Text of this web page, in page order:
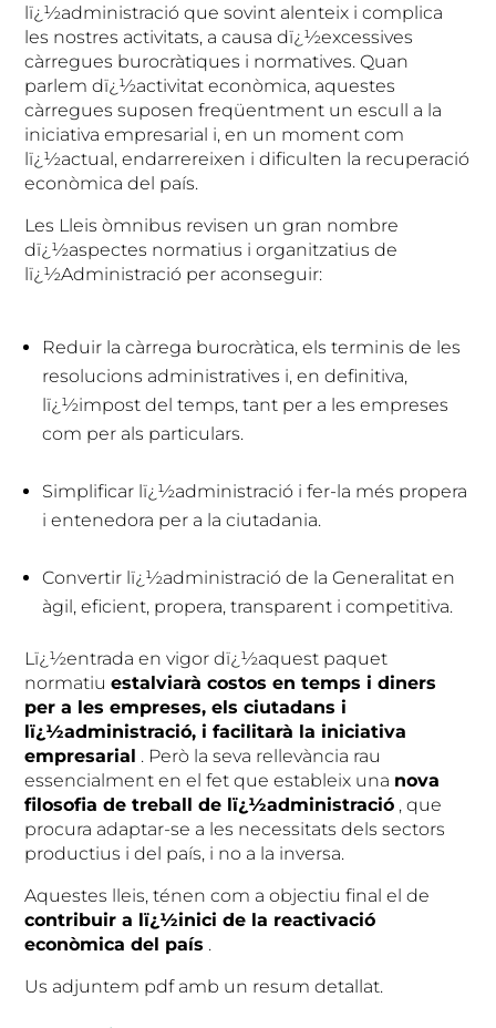
lï¿½administració que sovint alenteix i complica
les nostres activitats, a causa dï¿½excessives
càrregues burocràtiques i normatives. Quan
parlem dï¿½activitat econòmica, aquestes
càrregues suposen freqüentment un escull a la
iniciativa empresarial i, en un moment com
lï¿½actual, endarrereixen i dificulten la recuperació
econòmica del país.
Les Lleis òmnibus revisen un gran nombre
dï¿½aspectes normatius i organitzatius de
lï¿½Administració per aconseguir:
Reduir la càrrega burocràtica, els terminis de les
resolucions administratives i, en definitiva,
lï¿½impost del temps, tant per a les empreses
com per als particulars.
Simplificar lï¿½administració i fer-la més propera
i entenedora per a la ciutadania.
Convertir lï¿½administració de la Generalitat en
àgil, eficient, propera, transparent i competitiva.
Lï¿½entrada en vigor dï¿½aquest paquet
normatiuestalviarà costos en temps i diners
per a les empreses, els ciutadans i
lï¿½administració, i facilitarà la iniciativa
empresarial . Però la seva rellevància rau
essencialment en el fet que estableix una nova
filosofia de treball de lï¿½administració , que
procura adaptar-se a les necessitats dels sectors
productius i del país, i no a la inversa.
Aquestes lleis, ténen com a objectiu final el de
contribuir a lï¿½inici de la reactivació
econòmica del país .
Us adjuntem pdf amb un resum detallat.